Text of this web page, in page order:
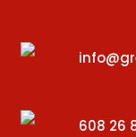
608 26